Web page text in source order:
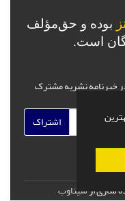
بوده و حق‌مؤلف
است.
خبرنامه نشریه مشترک
اشتراک
سازی ازسیناوب